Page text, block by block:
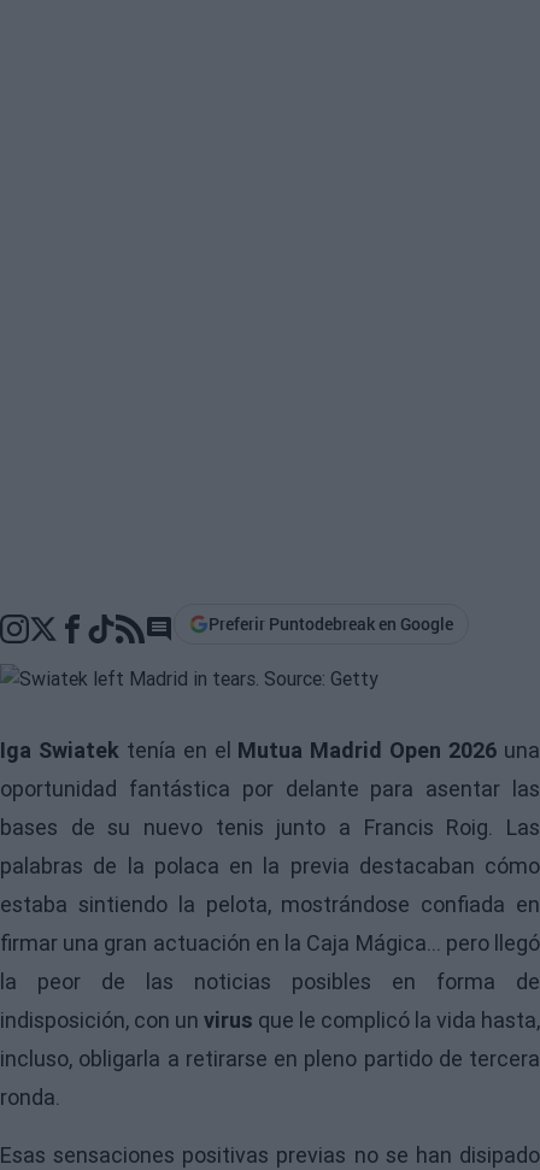
Go to comments section
Preferir Puntodebreak en Google
Iga Swiatektenía en el Mutua Madrid Open 2026 una
oportunidad fantástica por delante para asentar las
bases de su nuevo tenis junto a Francis Roig. Las
palabras de la polaca en la previa destacaban cómo
estaba sintiendo la pelota, mostrándose confiada en
firmar una gran actuación en la Caja Mágica... pero llegó
la peor de las noticias posibles en forma de
indisposición, con un virus que le complicó la vida hasta,
incluso, obligarla a retirarse en pleno partido de tercera
ronda.
Esas sensaciones positivas previas no se han disipado